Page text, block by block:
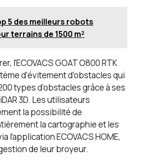
5 des meilleurs robots
terrains de 1500 m²
l’ECOVACS GOAT O800 RTK
d’évitement d’obstacles qui
types d’obstacles grâce à ses
3D. Les utilisateurs
la possibilité de
la cartographie et les
l’application ECOVACS HOME,
de leur broyeur.